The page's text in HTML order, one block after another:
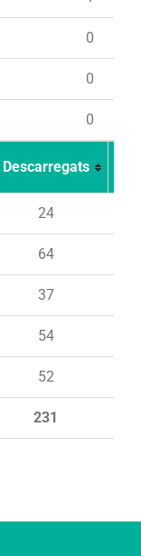
0
0
0
Descarregats
231
24
64
37
54
52